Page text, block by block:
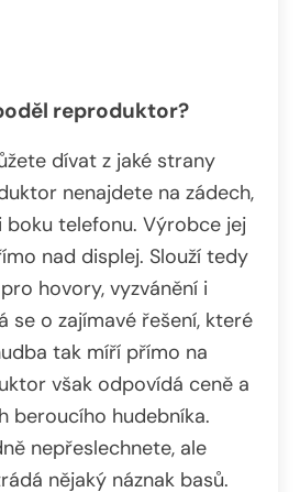
reproduktor?
dívat z jaké strany
nenajdete na zádech,
boku telefonu. Výrobce jej
nad displej. Slouží tedy
hovory, vyzvánění i
se o zajímavé řešení, které
tak míří přímo na
však odpovídá ceně a
beroucího hudebníka.
nepřeslechnete, ale
nějaký náznak basů.